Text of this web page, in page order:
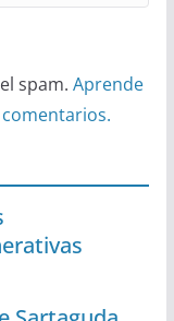
spam. Aprende